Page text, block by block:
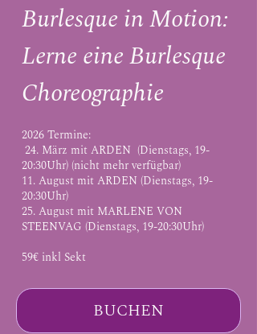
Burlesque in Motion:
Lerne eine Burlesque
Choreographie
2026 Termine:
24. März mit ARDEN (Dienstags, 19-
20:30Uhr) (nicht mehr verfügbar)
11. August mit ARDEN (Dienstags, 19-
20:30Uhr)
25. August mit MARLENE VON
STEENVAG (Dienstags, 19-20:30Uhr)
59€ inkl Sekt
BUCHEN